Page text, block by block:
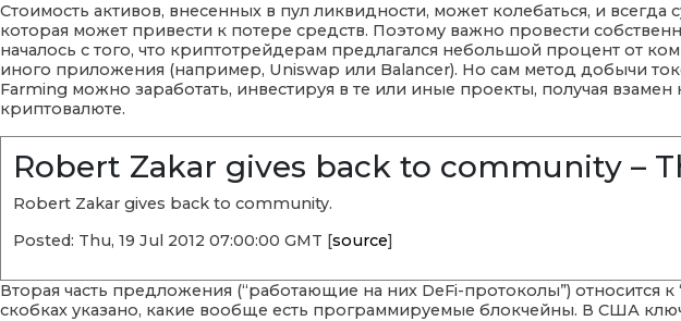
Стоимость активов, внесенных в пул ликвидности, может колебаться, и
которая может привести к потере средств. Поэтому важно провести
началось с того, что криптотрейдерам предлагался небольшой процент от
иного приложения (например, Uniswap или Balancer). Но сам метод добычи
Farming можно заработать, инвестируя в те или иные проекты, получая
криптовалюте.
Robert Zakar gives back to community –
Robert Zakar gives back to community.
Posted: Thu, 19 Jul 2012 07:00:00 GMT [source]
Вторая часть предложения (“работающие на них DeFi-протоколы”)
скобках указано, какие вообще есть программируемые блокчейны. В США